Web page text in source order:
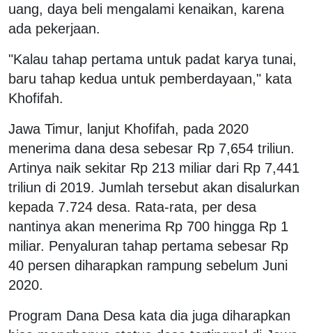
uang, daya beli mengalami kenaikan, karena
ada pekerjaan.
"Kalau tahap pertama untuk padat karya tunai,
baru tahap kedua untuk pemberdayaan," kata
Khofifah.
Jawa Timur, lanjut Khofifah, pada 2020
menerima dana desa sebesar Rp 7,654 triliun.
Artinya naik sekitar Rp 213 miliar dari Rp 7,441
triliun di 2019. Jumlah tersebut akan disalurkan
kepada 7.724 desa. Rata-rata, per desa
nantinya akan menerima Rp 700 hingga Rp 1
miliar. Penyaluran tahap pertama sebesar Rp
40 persen diharapkan rampung sebelum Juni
2020.
Program Dana Desa kata dia juga diharapkan